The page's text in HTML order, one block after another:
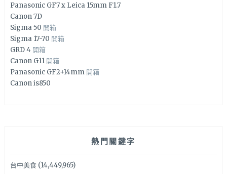
Panasonic GF7 x Leica 15mm F1.7
Canon 7D
Sigma 50 開箱
Sigma 17-70 開箱
GRD 4 開箱
Canon G11 開箱
Panasonic GF2+14mm 開箱
Canon is850
熱門關鍵字
台中美食(14,449,965)